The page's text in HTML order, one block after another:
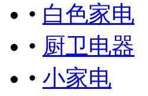
• 白色家电
• 厨卫电器
• 小家电